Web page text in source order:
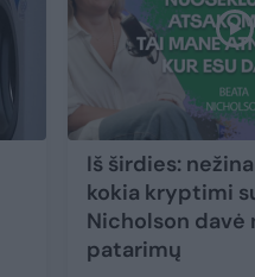
Iš širdies:
kokia kryptimi
Nicholson davė
patarimų